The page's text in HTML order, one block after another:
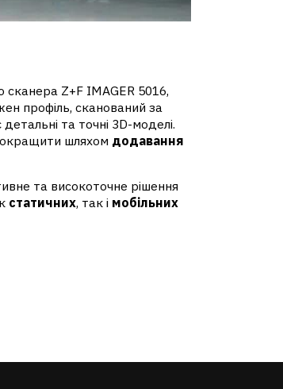
сканера Z+F IMAGER 5016,
профіль, сканований за
та точні 3D-моделі.
шляхом додавання
та високоточне рішення
статичних, так і мобільних